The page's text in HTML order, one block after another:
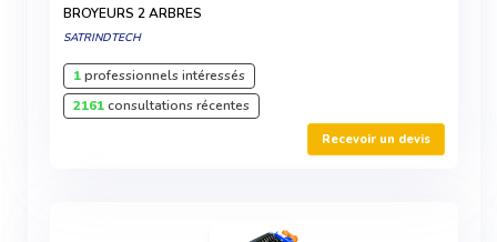
BROYEURS 2 ARBRES
SATRINDTECH
1professionnels intéressés
2161consultations récentes
Recevoir un devis